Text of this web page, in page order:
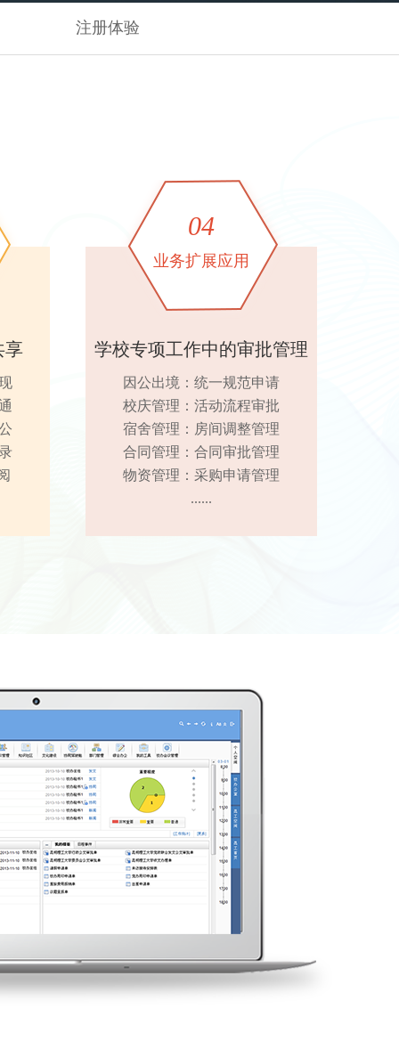
注册体验
享
04
业务扩展应用
学校专项工作中的审批管理
因公出境：统一规范申请
校庆管理：活动流程审批
宿舍管理：房间调整管理
合同管理：合同审批管理
物资管理：采购申请管理
......